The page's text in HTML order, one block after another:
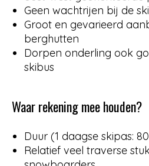
Geen wachtrijen bij de
Groot en gevarieerd
berghutten
Dorpen onderling ook
skibus
Waar rekening mee houden?
Duur (1 daagse skipas:
Relatief veel traverse